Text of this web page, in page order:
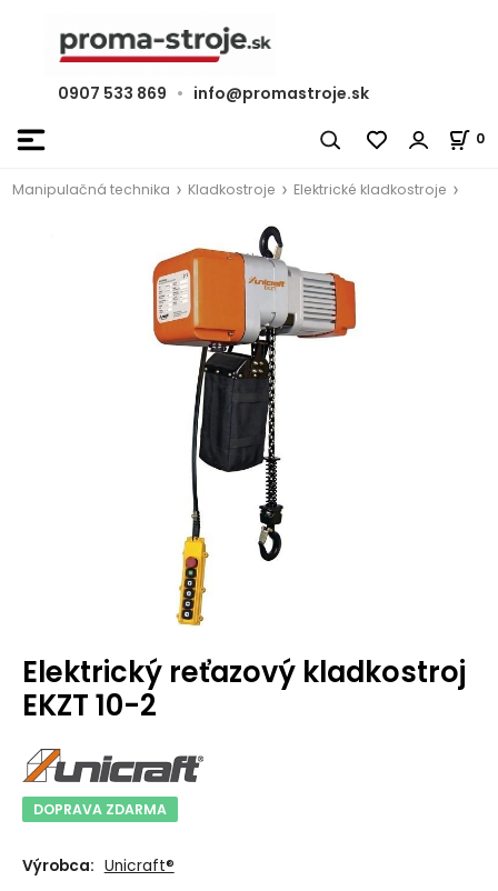
0907 533 869 • info@promastroje.sk
0
Manipulačná technika Kladkostroje Elektrické kladkostroje
Elektrický reťazový kladkostroj
EKZT 10-2
DOPRAVA ZDARMA
Výrobca: Unicraft®